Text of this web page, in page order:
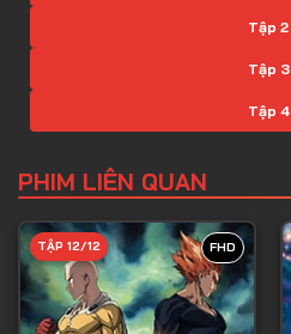
Tập 2
Tập 3
Tập 4
Tập 6
Tập 7
Tập 8
Tập 9
PHIM LIÊN QUAN
FHD
TẬP 12/12